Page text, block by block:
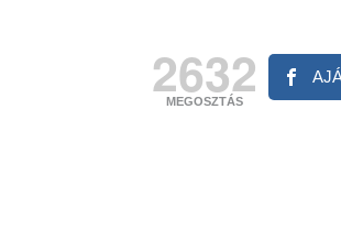
2632
MEGOSZTÁS